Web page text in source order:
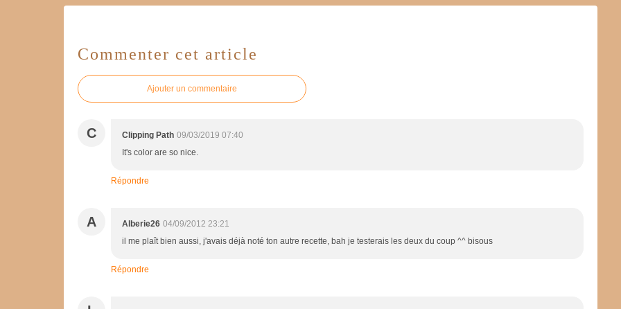
Commenter cet article
Ajouter un commentaire
C Clipping Path 09/03/2019 07:40
It's color are so nice.
Répondre
A Alberie26 04/09/2012 23:21
il me plaît bien aussi, j'avais déjà noté ton autre recette, bah je testerais les deux du coup ^^ bisous
Répondre